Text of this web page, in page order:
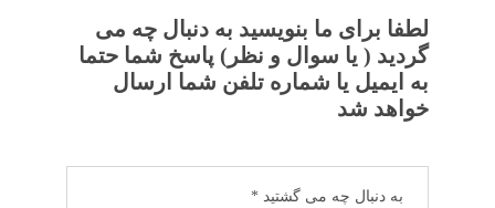
لطفا برای ما بنویسید به دنبال چه می
گردید ( یا سوال و نظر) پاسخ شما حتما
به ایمیل یا شماره تلفن شما ارسال
خواهد شد